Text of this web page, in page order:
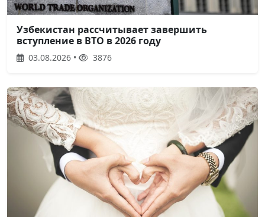
Узбекистан рассчитывает завершить
вступление в ВТО в 2026 году
03.08.2026 • 3876